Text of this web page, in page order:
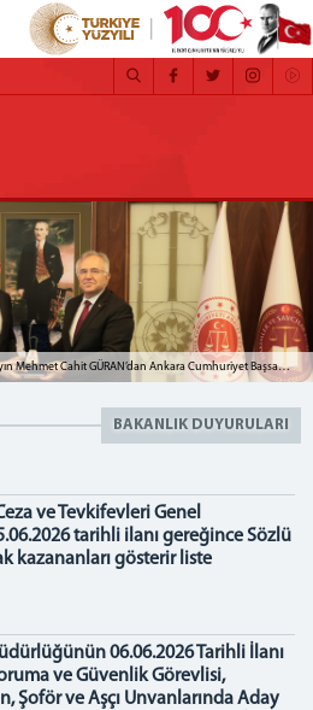
Hacettepe Üniversitesi Rektörü Prof. Dr. Sayın Mehmet Cahit GÜRAN’dan Ankara Cumhuriyet Başsavcısı Sayın Aykut ÇELİK'e ziyaret
BAKANLIK DUYURULARI
ve Tevkifevleri Genel
tarihli ilanı gereğince Sözlü
kazananları gösterir liste
06.06.2026 Tarihli İlanı
ve Güvenlik Görevlisi,
Şoför ve Aşçı Unvanlarında Aday